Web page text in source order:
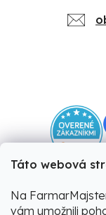
Táto webová
Na
vám umožnili